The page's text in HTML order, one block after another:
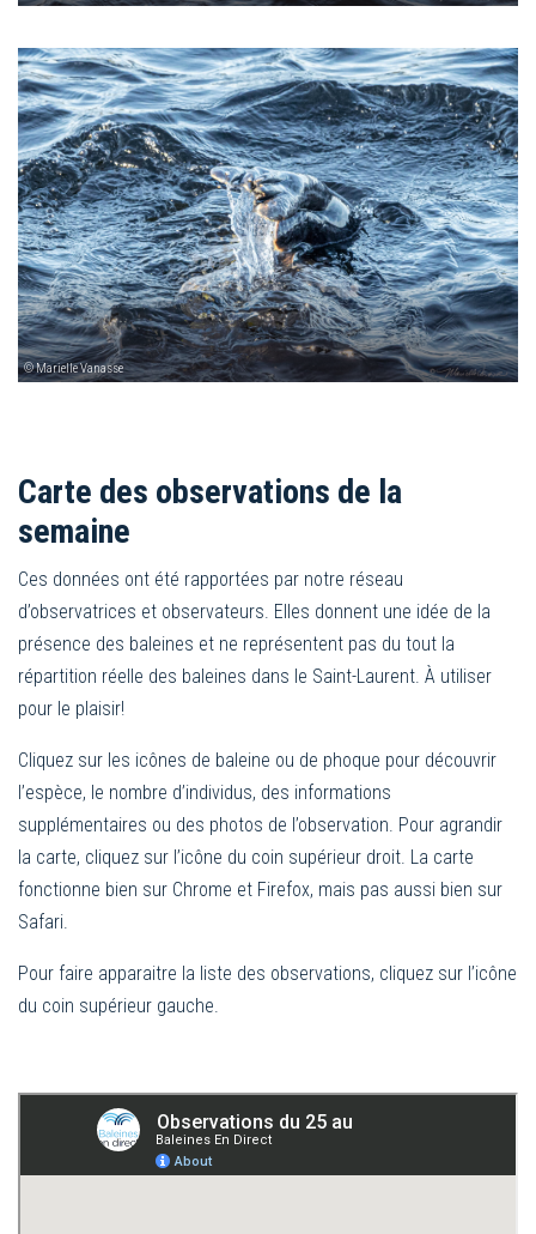
© Marielle Vanasse
Carte des observations de la
semaine
Ces données ont été rapportées par notre réseau
d’observatrices et observateurs. Elles donnent une idée de la
présence des baleines et ne représentent pas du tout la
répartition réelle des baleines dans le Saint-Laurent. À utiliser
pour le plaisir!
Cliquez sur les icônes de baleine ou de phoque pour découvrir
l’espèce, le nombre d’individus, des informations
supplémentaires ou des photos de l’observation. Pour agrandir
la carte, cliquez sur l’icône du coin supérieur droit. La carte
fonctionne bien sur Chrome et Firefox, mais pas aussi bien sur
Safari.
Pour faire apparaitre la liste des observations, cliquez sur l’icône
du coin supérieur gauche.